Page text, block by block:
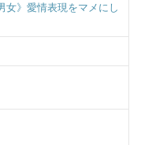
女》愛情表現をマメにし